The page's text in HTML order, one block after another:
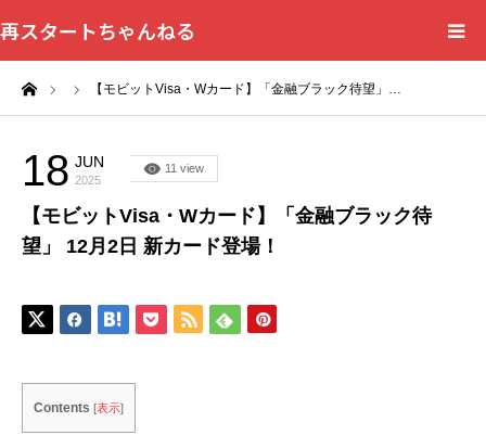
再スタートちゃんねる
【モビットVisa・Wカード】「金融ブラック待望」…
18 JUN
2025
11 view
【モビットVisa・Wカード】「金融ブラック待
望」 12月2日 新カード登場！
Contents [表示]
HOME
カテゴリー一覧
問い合わせフォーム